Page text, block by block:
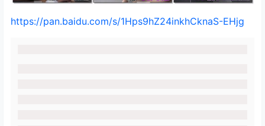
https://pan.baidu.com/s/1Hps9hZ24inkhCknaS-EHjg